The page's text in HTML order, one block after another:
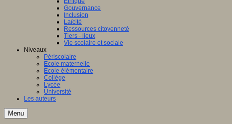
Gouvernance
Inclusion
Laïcité
Ressources citoyenneté
Tiers - lieux
Vie scolaire et sociale
Niveaux
Périscolaire
Ecole maternelle
Ecole élémentaire
Collège
Lycée
Université
Les auteurs
Menu